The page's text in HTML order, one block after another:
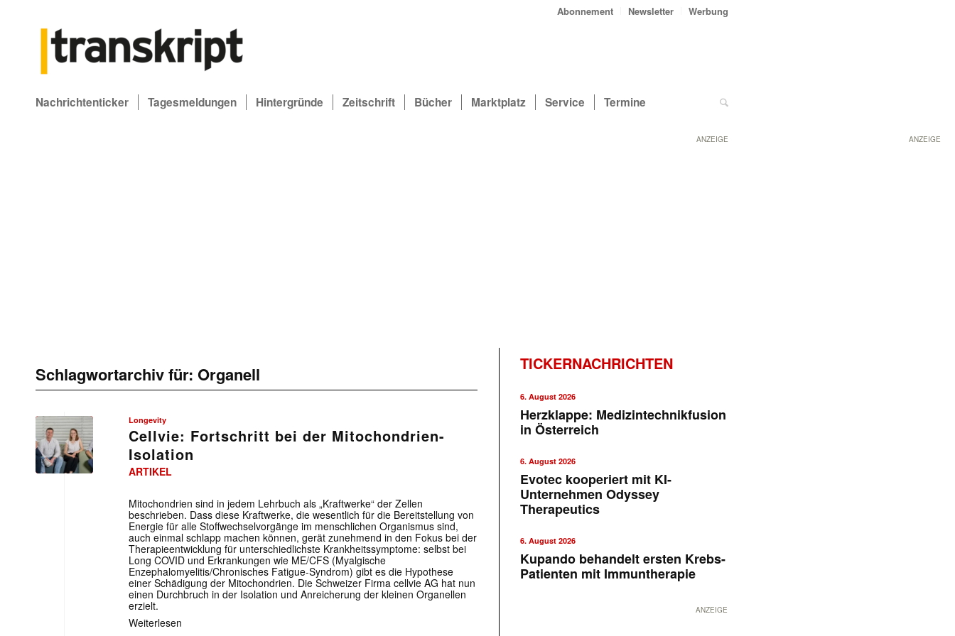
ANZEIGE
Abonnement Newsletter Werbung
Nachrichtenticker Tagesmeldungen Hintergründe Zeitschrift Bücher Marktplatz Service Termine
ANZEIGE
Schlagwortarchiv für: Organell
Longevity
Cellvie: Fortschritt bei der Mitochondrien-
Isolation
ARTIKEL
Mitochondrien sind in jedem Lehrbuch als „Kraftwerke“ der Zellen
beschrieben. Dass diese Kraftwerke, die wesentlich für die Bereitstellung von
Energie für alle Stoffwechselvorgänge im menschlichen Organismus sind,
auch einmal schlapp machen können, gerät zunehmend in den Fokus bei der
Therapieentwicklung für unterschiedlichste Krankheitssymptome: selbst bei
Long COVID und Erkrankungen wie ME/CFS (Myalgische
Enzephalomyelitis/Chronisches Fatigue-Syndrom) gibt es die Hypothese
einer Schädigung der Mitochondrien. Die Schweizer Firma cellvie AG hat nun
einen Durchbruch in der Isolation und Anreicherung der kleinen Organellen
erzielt.
Weiterlesen
TICKERNACHRICHTEN
6. August 2026
Herzklappe: Medizintechnikfusion
in Österreich
6. August 2026
Evotec kooperiert mit KI-
Unternehmen Odyssey
Therapeutics
6. August 2026
Kupando behandelt ersten Krebs-
Patienten mit Immuntherapie
ANZEIGE